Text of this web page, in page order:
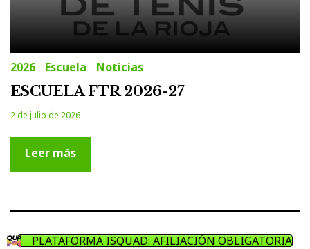
2026 Escuela Noticias
ESCUELA FTR 2026-27
2 de julio de 2026
Leer más
PLATAFORMA ISQUAD: AFILIACIÓN OBLIGATORIA